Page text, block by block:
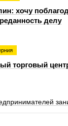
хочу
делу
торговый